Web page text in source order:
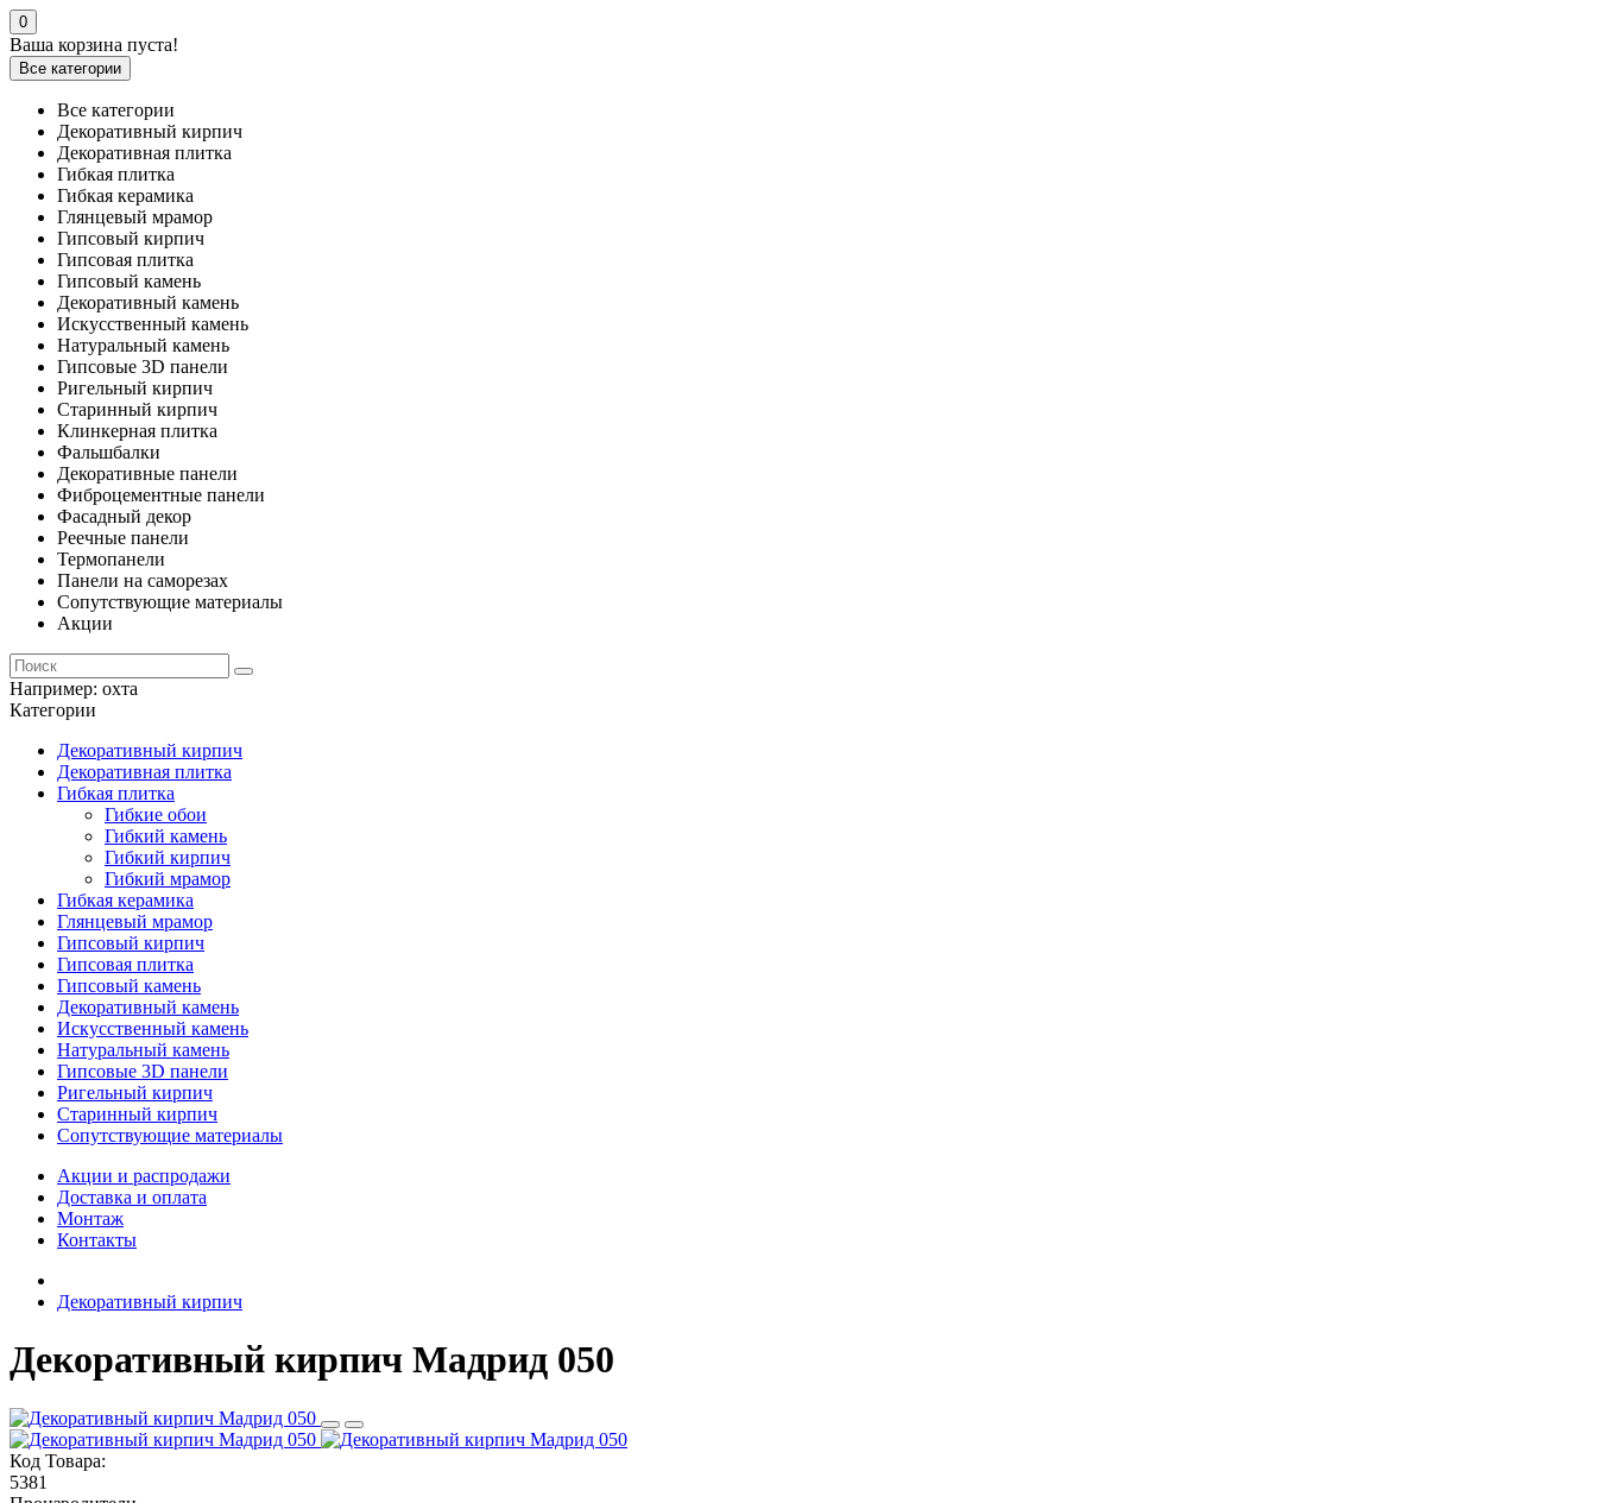
0
Ваша корзина пуста!
Все категории
Все категории
Декоративный кирпич
Декоративная плитка
Гибкая плитка
Гибкая керамика
Глянцевый мрамор
Гипсовый кирпич
Гипсовая плитка
Гипсовый камень
Декоративный камень
Искусственный камень
Натуральный камень
Гипсовые 3D панели
Ригельный кирпич
Старинный кирпич
Клинкерная плитка
Фальшбалки
Декоративные панели
Фиброцементные панели
Фасадный декор
Реечные панели
Термопанели
Панели на саморезах
Сопутствующие материалы
Акции
Например: охта
Категории
Декоративный кирпич
Декоративная плитка
Гибкая плитка
Гибкие обои
Гибкий камень
Гибкий кирпич
Гибкий мрамор
Гибкая керамика
Глянцевый мрамор
Гипсовый кирпич
Гипсовая плитка
Гипсовый камень
Декоративный камень
Искусственный камень
Натуральный камень
Гипсовые 3D панели
Ригельный кирпич
Старинный кирпич
Сопутствующие материалы
Акции и распродажи
Доставка и оплата
Монтаж
Контакты
Декоративный кирпич
Декоративный кирпич Мадрид 050
Код Товара:
5381